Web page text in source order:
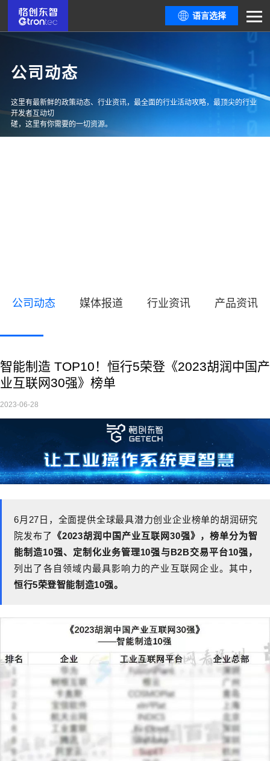
语言选择
公司动态
这里有最新鲜的政策动态、行业资讯，最全面的行业活动攻略，最顶尖的行业
开发者互动切
磋，这里有你需要的一切资源。
公司动态 媒体报道 行业资讯 产品资讯
智能制造 TOP10！恒行5荣登《2023胡润中国产
业互联网30强》榜单
2023-06-28
6月 27 日，全面提供全球最具潜力创业企业榜单的胡润研究
院发布了
《2023胡润中国产业互联网30强》，榜单分为智
能制造10强、定制化业务管理10强与B2B交易平台10强，
列出了各自领域内最具影响力的产业互联网企业。其中，
恒行5荣登智能制造10强。